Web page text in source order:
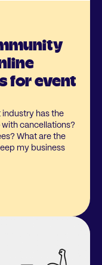
for event
industry has the
cancellations?
What are the
my business